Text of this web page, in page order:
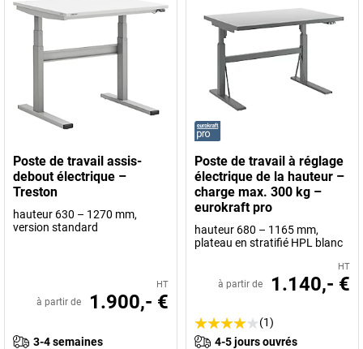
Poste de travail assis-
debout électrique –
Treston
hauteur 630 – 1270 mm,
version standard
HT
à partir de 1.900,- €
3-4 semaines
Poste de travail à réglage
électrique de la hauteur –
charge max. 300 kg –
eurokraft pro
hauteur 680 – 1165 mm,
plateau en stratifié HPL blanc
HT
à partir de 1.140,- €
(1)
4-5 jours ouvrés